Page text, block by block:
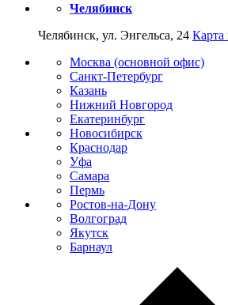
Челябинск
Челябинск, ул. Энгельса, 24 Карта
Москва (основной офис)
Санкт-Петербург
Казань
Нижний Новгород
Екатеринбург
Новосибирск
Краснодар
Уфа
Самара
Пермь
Ростов-на-Дону
Волгоград
Якутск
Барнаул